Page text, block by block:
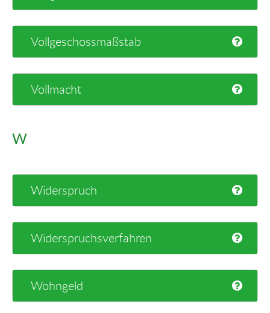
Vollgeschossmaßstab
Vollmacht
W
Widerspruch
Widerspruchsverfahren
Wohngeld